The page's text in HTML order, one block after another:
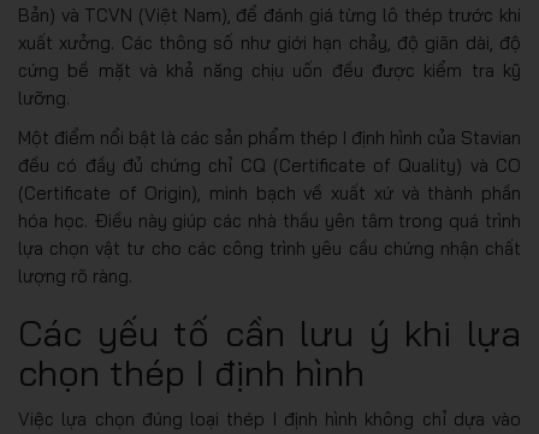
Bản) và TCVN (Việt Nam), để đánh giá từng lô thép trước khi
xuất xưởng. Các thông số như giới hạn chảy, độ giãn dài, độ
cứng bề mặt và khả năng chịu uốn đều được kiểm tra kỹ
lưỡng.
Một điểm nổi bật là các sản phẩm thép I định hình của Stavian
đều có đầy đủ chứng chỉ CQ (Certificate of Quality) và CO
(Certificate of Origin), minh bạch về xuất xứ và thành phần
hóa học. Điều này giúp các nhà thầu yên tâm trong quá trình
lựa chọn vật tư cho các công trình yêu cầu chứng nhận chất
lượng rõ ràng.
Các yếu tố cần lưu ý khi lựa
chọn thép I định hình
Việc lựa chọn đúng loại thép I định hình không chỉ dựa vào